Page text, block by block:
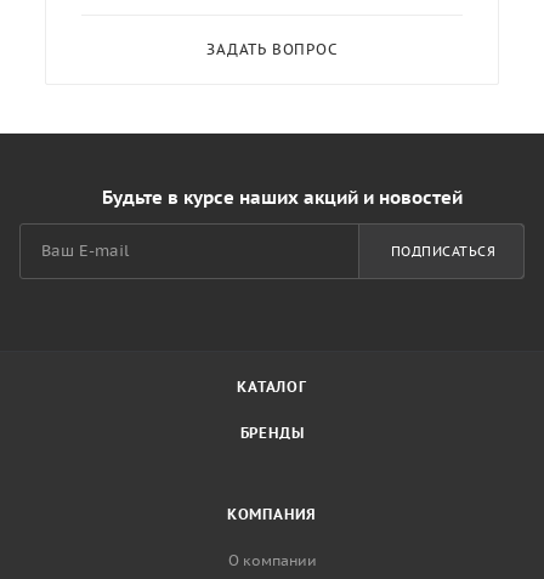
ЗАДАТЬ ВОПРОС
Будьте в курсе наших акций и новостей
ПОДПИСАТЬСЯ
КАТАЛОГ
БРЕНДЫ
КОМПАНИЯ
О компании